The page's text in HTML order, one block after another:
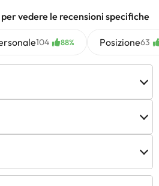
vedere le recensioni specifiche
104 88% Posizione63